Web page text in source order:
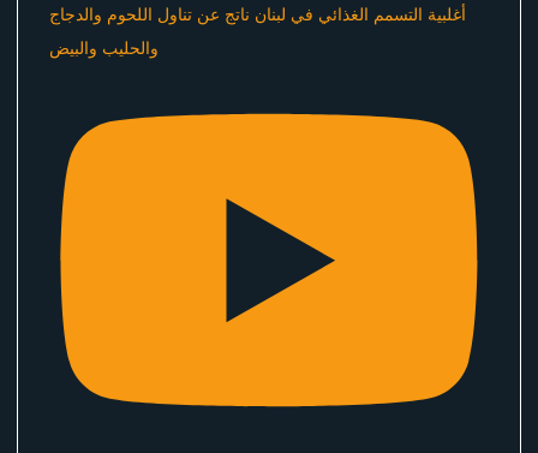
أغلبية التسمم الغذائي في لبنان ناتج عن تناول اللحوم والدجاج
والحليب والبيض